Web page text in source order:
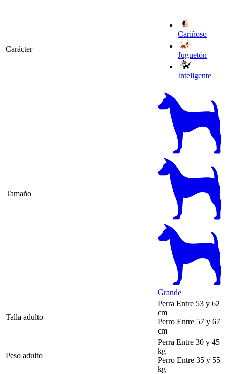
Carácter
Cariñoso
Juguetón
Inteligente
Tamaño
Grande
Talla adulto
Perra Entre 53 y 62
cm
Perro Entre 57 y 67
cm
Peso adulto
Perra Entre 30 y 45
kg
Perro Entre 35 y 55
kg